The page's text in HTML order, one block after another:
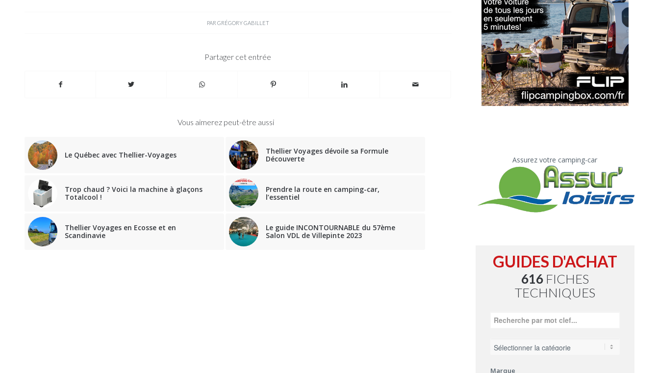
PAR GRÉGORY GABILLET
Partager cet entrée
Vous aimerez peut-être aussi
Le Québec avec Thellier-Voyages
Thellier Voyages dévoile sa Formule
Découverte
Trop chaud ? Voici la machine à glaçons
Totalcool !
Prendre la route en camping-car,
l’essentiel
Thellier Voyages en Ecosse et en
Scandinavie
Le guide INCONTOURNABLE du 57ème
Salon VDL de Villepinte 2023
Assurez votre camping-car
GUIDES D'ACHAT
616FICHES
TECHNIQUES
Marque